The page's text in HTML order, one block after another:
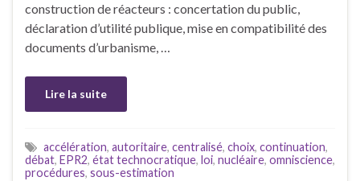
construction de réacteurs : concertation du public,
déclaration d’utilité publique, mise en compatibilité des
documents d’urbanisme, …
Lire la suite
accélération, autoritaire, centralisé, choix, continuation,
débat, EPR2, état technocratique, loi, nucléaire, omniscience,
procédures, sous-estimation